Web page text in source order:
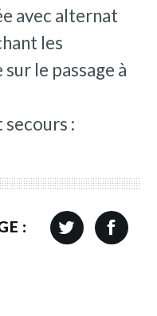
avec alternat
les
le passage à
:
: